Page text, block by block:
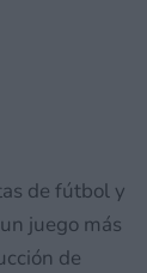
de fútbol y
juego más
de